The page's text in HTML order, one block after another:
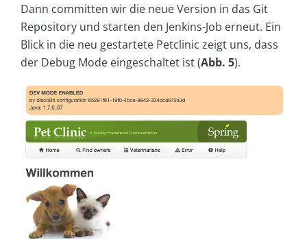
Dann committen wir die neue Version in das Git
Repository und starten den Jenkins-Job erneut. Ein
Blick in die neu gestartete Petclinic zeigt uns, dass
der Debug Mode eingeschaltet ist (Abb. 5).